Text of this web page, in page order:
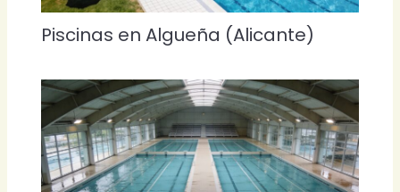
Piscinas en Algueña (Alicante)